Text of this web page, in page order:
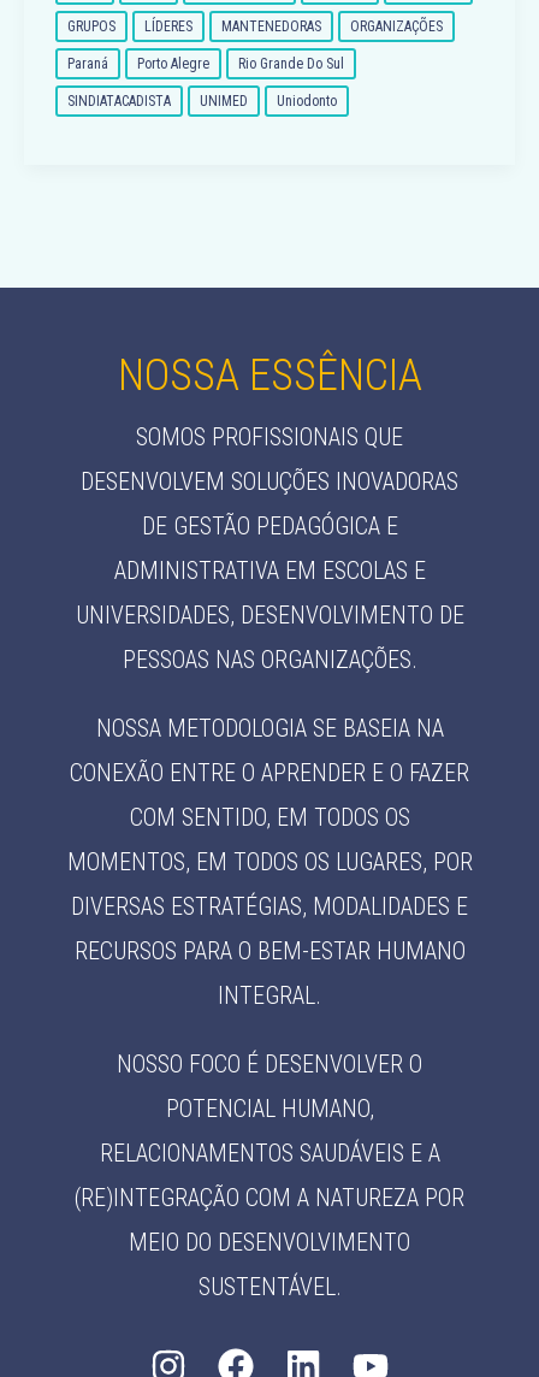
GRUPOS LÍDERES MANTENEDORAS ORGANIZAÇÕES
Paraná Porto Alegre Rio Grande Do Sul
SINDIATACADISTA UNIMED Uniodonto
NOSSA ESSÊNCIA
SOMOS PROFISSIONAIS QUE
DESENVOLVEM SOLUÇÕES INOVADORAS
DE GESTÃO PEDAGÓGICA E
ADMINISTRATIVA EM ESCOLAS E
UNIVERSIDADES, DESENVOLVIMENTO DE
PESSOAS NAS ORGANIZAÇÕES.
NOSSA METODOLOGIA SE BASEIA NA
CONEXÃO ENTRE O APRENDER E O FAZER
COM SENTIDO, EM TODOS OS
MOMENTOS, EM TODOS OS LUGARES, POR
DIVERSAS ESTRATÉGIAS, MODALIDADES E
RECURSOS PARA O BEM-ESTAR HUMANO
INTEGRAL.
NOSSO FOCO É DESENVOLVER O
POTENCIAL HUMANO,
RELACIONAMENTOS SAUDÁVEIS E A
(RE)INTEGRAÇÃO COM A NATUREZA POR
MEIO DO DESENVOLVIMENTO
SUSTENTÁVEL.